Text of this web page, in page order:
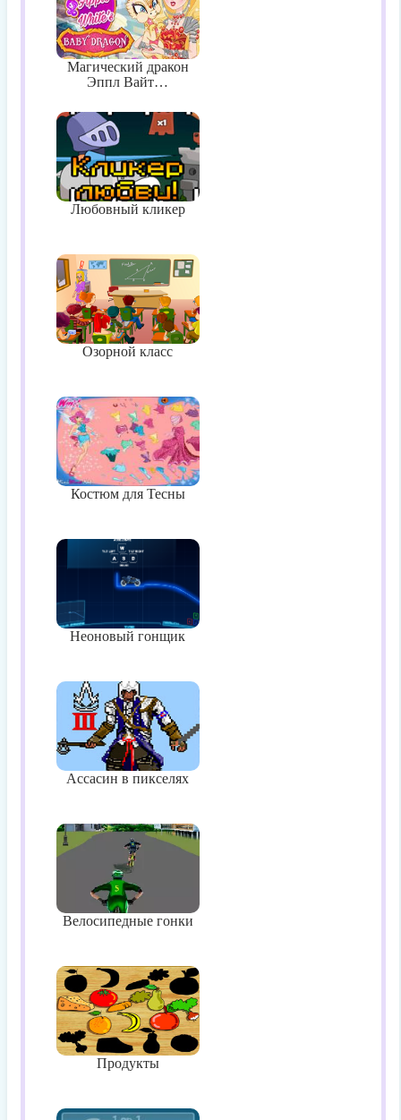
Магический дракон
Эппл Вайт…
Любовный кликер
Озорной класс
Костюм для Тесны
Неоновый гонщик
Ассасин в пикселях
Велосипедные гонки
Продукты